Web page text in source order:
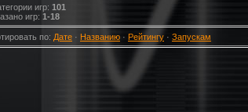
игр: 101
игр: 1-18
по: Дате · Названию · Рейтингу · Запускам